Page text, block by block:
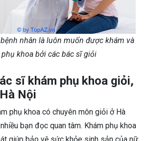
nhân là luôn muốn được khám và
khoa bởi các bác sĩ giỏi
sĩ khám phụ khoa giỏi,
Nội
phụ khoa có chuyên môn giỏi ở Hà
bạn đọc quan tâm. Khám phụ khoa